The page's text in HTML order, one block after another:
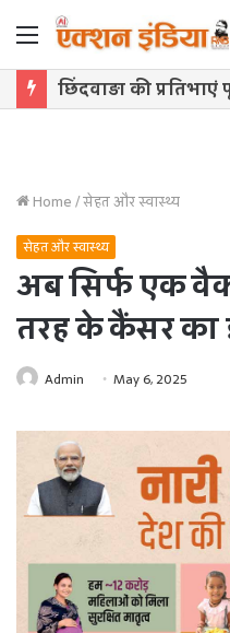
Menu
Home/सेहत और स्वास्थ्य
सेहत और स्वास्थ्य
अब सिर्फ एक
तरह के कैंसर
Admin May 6, 2025